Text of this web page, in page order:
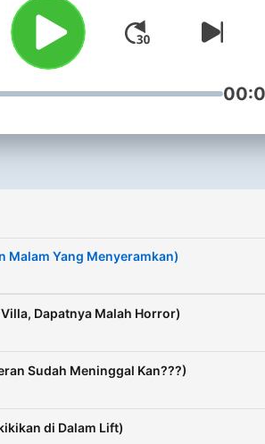
Donasi dan support untuk
kemajuan channel ini, silahkan
disini:
saweria.co/
support (Terima kasih
kita semua..) Subscribe
Horor:
https://www.youtube.com/
Malam Yang Menyeramkan)
Dapatnya Malah Horror)
Sudah Meninggal Kan???)
di Dalam Lift)